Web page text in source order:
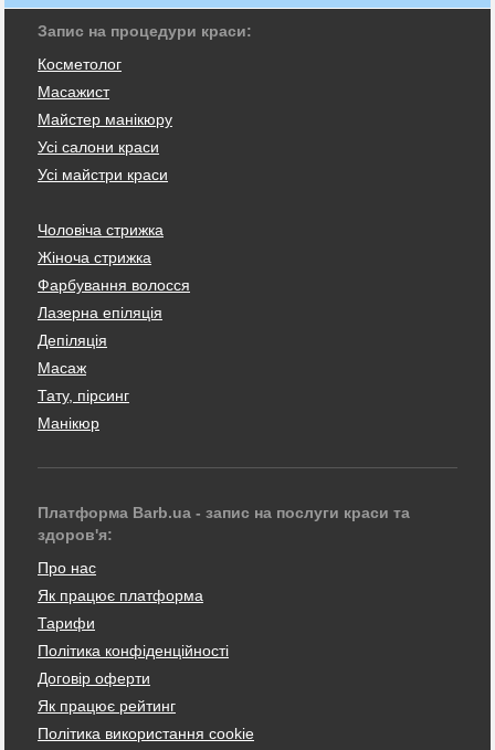
Запис на процедури краси:
Косметолог
Масажист
Майстер манікюру
Усі салони краси
Усі майстри краси
Чоловіча стрижка
Жіноча стрижка
Фарбування волосся
Лазерна епіляція
Депіляція
Масаж
Тату, пірсинг
Манікюр
Платформа Barb.ua - запис на послуги краси та
здоров'я:
Про нас
Як працює платформа
Тарифи
Політика конфіденційності
Договір оферти
Як працює рейтинг
Політика використання cookie